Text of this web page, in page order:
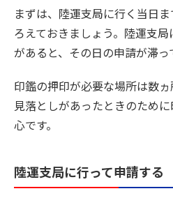
まずは、陸運支局に行く当日
ろえておきましょう。陸運支
があると、その日の申請が滞っ
印鑑の押印が必要な場所は数
見落としがあったときのため
心です。
陸運支局に行って申請する